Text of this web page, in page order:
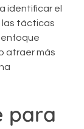
identificar el
las tácticas
atraer más
para